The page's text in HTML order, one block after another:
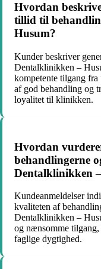
Hvordan
tillid til
Husum?
Kunder beskriver
Dentalklinikken –
kompetente tilgang
af god behandling og
loyalitet til klinikken.
Hvordan
behandlingerne
Dentalklinikken
Kundeanmeldelser
kvaliteten af
Dentalklinikken –
og nænsomme
faglige dygtighed.